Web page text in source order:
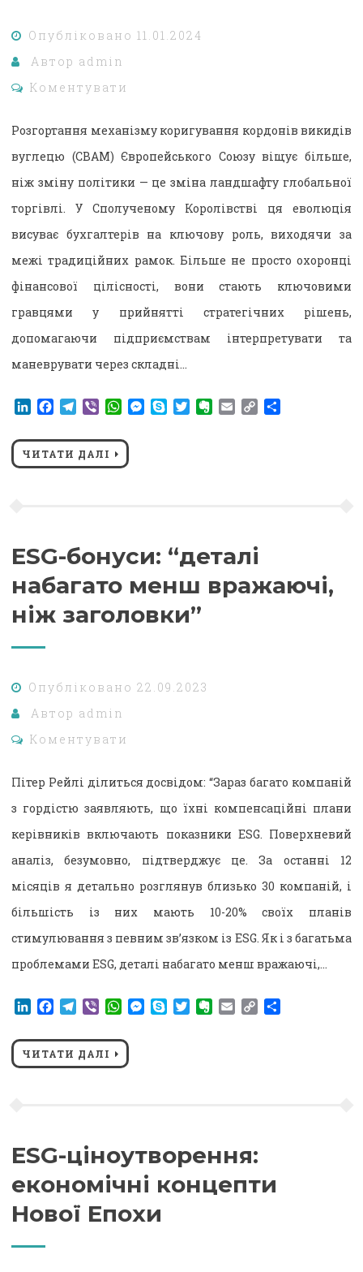
Опубліковано 11.01.2024
Автор admin
Коментувати
Розгортання механізму коригування кордонів викидів
вуглецю (CBAM) Європейського Союзу віщує більше,
ніж зміну політики — це зміна ландшафту глобальної
торгівлі. У Сполученому Королівстві ця еволюція
висуває бухгалтерів на ключову роль, виходячи за
межі традиційних рамок. Більше не просто охоронці
фінансової цілісності, вони стають ключовими
гравцями у прийнятті стратегічних рішень,
допомагаючи підприємствам інтерпретувати та
маневрувати через складні…
LinkedIn
Facebook
Telegram
ViberWhatsApp
Messenger
SkypeTwitterEvernote
EmailCopy
ЧИТАТИ ДАЛІ
ESG-бонуси: “деталі
набагато менш вражаючі,
ніж заголовки”
Опубліковано 22.09.2023
Автор admin
Коментувати
Пітер Рейлі ділиться досвідом: “Зараз багато компаній
з гордістю заявляють, що їхні компенсаційні плани
керівників включають показники ESG. Поверхневий
аналіз, безумовно, підтверджує це. За останні 12
місяців я детально розглянув близько 30 компаній, і
більшість із них мають 10-20% своїх планів
стимулювання з певним зв’язком із ESG. Як і з багатьма
проблемами ESG, деталі набагато менш вражаючі,…
LinkedIn
Facebook
Telegram
ViberWhatsApp
Messenger
SkypeTwitterEvernote
EmailCopy
ЧИТАТИ ДАЛІ
ESG-ціноутворення:
економічні концепти
Нової Епохи